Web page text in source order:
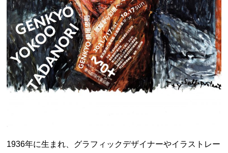
1936年に生まれ、グラフィックデザイナーやイラストレー